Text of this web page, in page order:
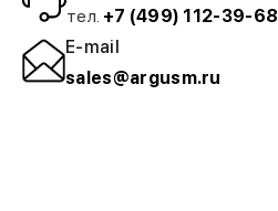
тел. +7 (499) 112-39-68
E-mail
sales@argusm.ru